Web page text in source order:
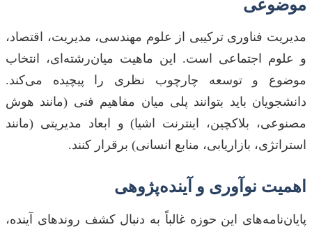
موضوعی
مدیریت فناوری ترکیبی از علوم مهندسی، مدیریت، اقتصاد،
و علوم اجتماعی است. این ماهیت میان‌رشته‌ای، انتخاب
موضوع و توسعه چارچوب نظری را پیچیده می‌کند.
دانشجویان باید بتوانند پلی میان مفاهیم فنی (مانند هوش
مصنوعی، بلاکچین، اینترنت اشیا) و ابعاد مدیریتی (مانند
استراتژی، بازاریابی، منابع انسانی) برقرار کنند.
اهمیت نوآوری و آینده‌پژوهی
پایان‌نامه‌های این حوزه غالباً به دنبال کشف روندهای آینده،